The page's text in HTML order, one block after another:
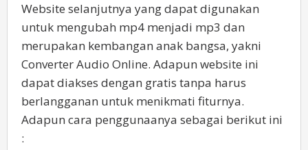
Website selanjutnya yang dapat digunakan
untuk mengubah mp4 menjadi mp3 dan
merupakan kembangan anak bangsa, yakni
Converter Audio Online. Adapun website ini
dapat diakses dengan gratis tanpa harus
berlangganan untuk menikmati fiturnya.
Adapun cara penggunaanya sebagai berikut ini
: